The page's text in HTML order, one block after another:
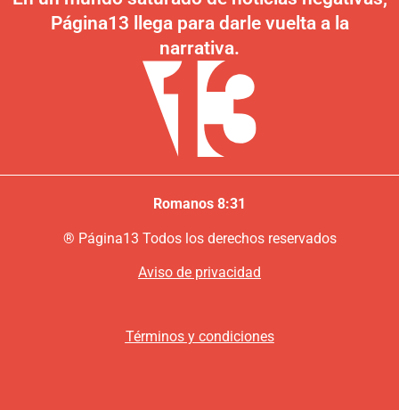
Página13 llega para darle vuelta a la
narrativa.
Romanos 8:31
® Página13 Todos los derechos reservados
Aviso de privacidad
Términos y condiciones